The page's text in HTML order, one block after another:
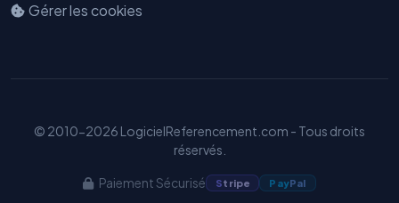
Gérer les cookies
© 2010-2026 LogicielReferencement.com - Tous droits
réservés.
Paiement Sécurisé Stripe PayPal